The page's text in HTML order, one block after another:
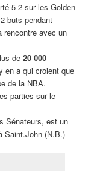
5-2 sur les Golden
buts pendant
avec un
de 20 000
en a qui croient que
de la NBA.
parties sur le
Sénateurs, est un
Saint.John (N.B.)